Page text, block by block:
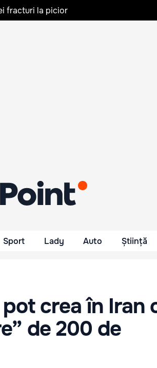
fracturi la picior
Sport Lady Auto Știință
crea în Iran
de 200 de